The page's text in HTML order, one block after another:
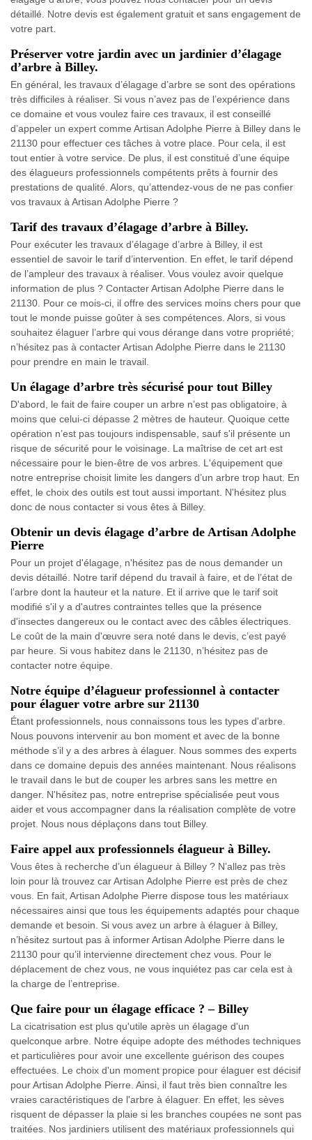
détaillé. Notre devis est également gratuit et sans engagement de
votre part.
Préserver votre jardin avec un jardinier d’élagage
d’arbre à Billey.
En général, les travaux d’élagage d’arbre se sont des opérations
très difficiles à réaliser. Si vous n’avez pas de l’expérience dans
ce domaine et vous voulez faire ces travaux, il est conseillé
d’appeler un expert comme Artisan Adolphe Pierre à Billey dans le
21130 pour effectuer ces tâches à votre place. Pour cela, il est
tout entier à votre service. De plus, il est constitué d’une équipe
des élagueurs professionnels compétents prêts à fournir des
prestations de qualité. Alors, qu’attendez-vous de ne pas confier
vos travaux à Artisan Adolphe Pierre ?
Tarif des travaux d’élagage d’arbre à Billey.
Pour exécuter les travaux d’élagage d’arbre à Billey, il est
essentiel de savoir le tarif d’intervention. En effet, le tarif dépend
de l’ampleur des travaux à réaliser. Vous voulez avoir quelque
information de plus ? Contacter Artisan Adolphe Pierre dans le
21130. Pour ce mois-ci, il offre des services moins chers pour que
tout le monde puisse goûter à ses compétences. Alors, si vous
souhaitez élaguer l’arbre qui vous dérange dans votre propriété;
n’hésitez pas à contacter Artisan Adolphe Pierre dans le 21130
pour prendre en main le travail.
Un élagage d’arbre très sécurisé pour tout Billey
D'abord, le fait de faire couper un arbre n’est pas obligatoire, à
moins que celui-ci dépasse 2 mètres de hauteur. Quoique cette
opération n’est pas toujours indispensable, sauf s'il présente un
risque de sécurité pour le voisinage. La maîtrise de cet art est
nécessaire pour le bien-être de vos arbres. L'équipement que
notre entreprise choisit limite les dangers d’un arbre trop haut. En
effet, le choix des outils est tout aussi important. N'hésitez plus
donc de nous contacter si vous êtes à Billey.
Obtenir un devis élagage d’arbre de Artisan Adolphe
Pierre
Pour un projet d'élagage, n'hésitez pas de nous demander un
devis détaillé. Notre tarif dépend du travail à faire, et de l’état de
l’arbre dont la hauteur et la nature. Et il arrive que le tarif soit
modifié s'il y a d'autres contraintes telles que la présence
d'insectes dangereux ou le contact avec des câbles électriques.
Le coût de la main d'œuvre sera noté dans le devis, c’est payé
par heure. Si vous habitez dans le 21130, n’hésitez pas de
contacter notre équipe.
Notre équipe d’élagueur professionnel à contacter
pour élaguer votre arbre sur 21130
Étant professionnels, nous connaissons tous les types d'arbre.
Nous pouvons intervenir au bon moment et avec de la bonne
méthode s’il y a des arbres à élaguer. Nous sommes des experts
dans ce domaine depuis des années maintenant. Nous réalisons
le travail dans le but de couper les arbres sans les mettre en
danger. N'hésitez pas, notre entreprise spécialisée peut vous
aider et vous accompagner dans la réalisation complète de votre
projet. Nous nous déplaçons dans tout Billey.
Faire appel aux professionnels élagueur à Billey.
Vous êtes à recherche d’un élagueur à Billey ? N’allez pas très
loin pour là trouvez car Artisan Adolphe Pierre est près de chez
vous. En fait, Artisan Adolphe Pierre dispose tous les matériaux
nécessaires ainsi que tous les équipements adaptés pour chaque
demande et besoin. Si vous avez un arbre à élaguer à Billey,
n’hésitez surtout pas à informer Artisan Adolphe Pierre dans le
21130 pour qu’il intervienne directement chez vous. Pour le
déplacement de chez vous, ne vous inquiétez pas car cela est à
la charge de l’entreprise.
Que faire pour un élagage efficace ? – Billey
La cicatrisation est plus qu'utile après un élagage d'un
quelconque arbre. Notre équipe adopte des méthodes techniques
et particulières pour avoir une excellente guérison des coupes
effectuées. Le choix d'un moment propice pour élaguer est décisif
pour Artisan Adolphe Pierre. Ainsi, il faut très bien connaître les
vraies caractéristiques de l'arbre à élaguer. En effet, les sèves
risquent de dépasser la plaie si les branches coupées ne sont pas
traitées. Nos jardiniers utilisent des matériaux professionnels qui